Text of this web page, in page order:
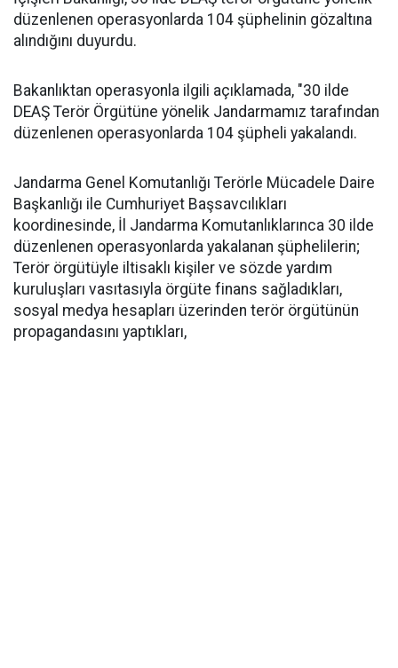
düzenlenen operasyonlarda 104 şüphelinin gözaltına
alındığını duyurdu.
Bakanlıktan operasyonla ilgili açıklamada, "30 ilde
DEAŞ Terör Örgütüne yönelik Jandarmamız tarafından
düzenlenen operasyonlarda 104 şüpheli yakalandı.
Jandarma Genel Komutanlığı Terörle Mücadele Daire
Başkanlığı ile Cumhuriyet Başsavcılıkları
koordinesinde, İl Jandarma Komutanlıklarınca 30 ilde
düzenlenen operasyonlarda yakalanan şüphelilerin;
Terör örgütüyle iltisaklı kişiler ve sözde yardım
kuruluşları vasıtasıyla örgüte finans sağladıkları,
sosyal medya hesapları üzerinden terör örgütünün
propagandasını yaptıkları,